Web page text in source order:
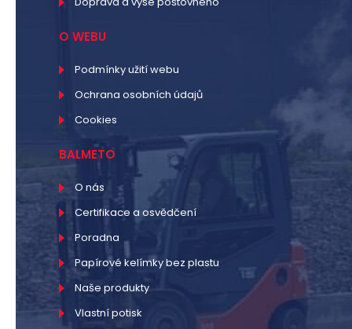
O WEBU
Podmínky užití webu
Ochrana osobních údajů
Cookies
BALMETO
O nás
Certifikace a osvědčení
Poradna
Papírové kelímky bez plastu
Naše produkty
Vlastní potisk